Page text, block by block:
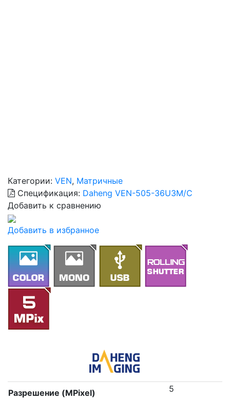
Категории: VEN, Матричные
Спецификация: Daheng VEN-505-36U3M/C
Добавить к сравнению
Добавить в избранное
Разрешение (MPixel) 5